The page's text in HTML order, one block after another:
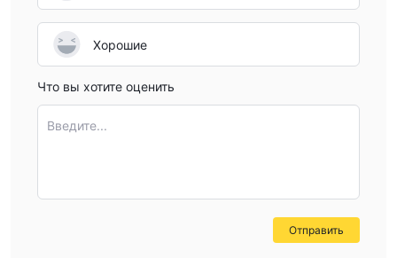
Хорошие
Что вы хотите оценить
Введите...
Отправить